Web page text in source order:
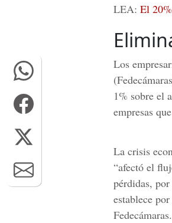
LEA: El
Los
1% sobre el
empresas
La crisis
“afectó el
pérdidas,
establece